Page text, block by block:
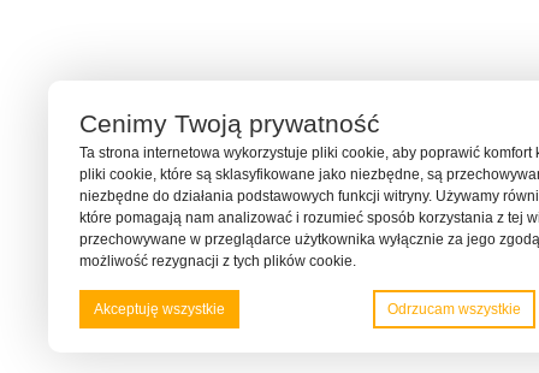
Cenimy Twoją prywatność
Ta strona internetowa wykorzystuje pliki cookie, aby poprawić
pliki cookie, które są sklasyfikowane jako niezbędne, są
niezbędne do działania podstawowych funkcji witryny. Używamy
które pomagają nam analizować i rozumieć sposób korzystania z tej
przechowywane w przeglądarce użytkownika wyłącznie za jego
możliwość rezygnacji z tych plików cookie.
Akceptuję wszystkie Odrzucam wszystkie